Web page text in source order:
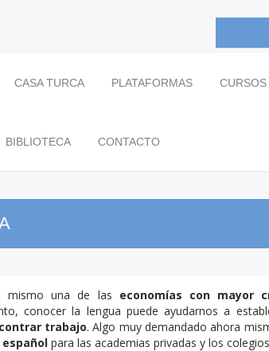
CASA TURCA PLATAFORMAS CURSOS
BIBLIOTECA CONTACTO
Turca
mismo una de las economías con mayor
conocer la lengua puede ayudarnos a
trabajo. Algo muy demandado ahora
para las academias privadas y los